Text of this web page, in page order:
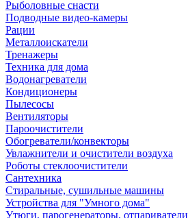
Рыболовные снасти
Подводные видео-камеры
Рации
Металлоискатели
Тренажеры
Техника для дома
Водонагреватели
Кондиционеры
Пылесосы
Вентиляторы
Пароочистители
Обогреватели/конвекторы
Увлажнители и очистители воздуха
Роботы стеклоочистители
Сантехника
Стиральные, сушильные машины
Устройства для "Умного дома"
Утюги, парогенераторы, отпариватели